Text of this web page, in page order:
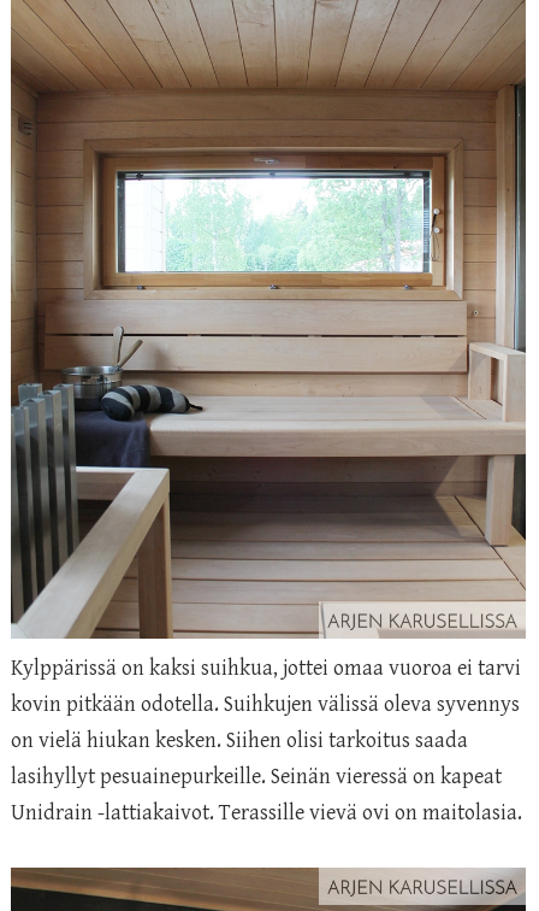
Kylppärissä on kaksi suihkua, jottei omaa vuoroa ei tarvi
kovin pitkään odotella. Suihkujen välissä oleva syvennys
on vielä hiukan kesken. Siihen olisi tarkoitus saada
lasihyllyt pesuainepurkeille. Seinän vieressä on kapeat
Unidrain -lattiakaivot. Terassille vievä ovi on maitolasia.